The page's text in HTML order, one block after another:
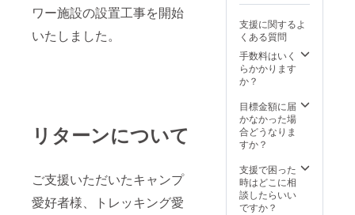
ワー施設の設置工事を開始
いたしました。
リターンについて
ご支援いただいたキャンプ
愛好者様、トレッキング愛
支援に関するよ
くある質問
手数料はいく
らかかります
か？
目標金額に届
かなかった場
合どうなりま
すか？
支援で困った
時はどこに相
談したらいい
ですか？